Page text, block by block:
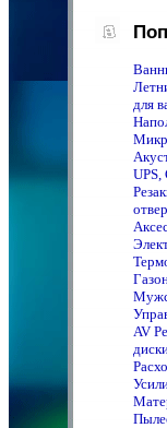
для
UPS,
AV